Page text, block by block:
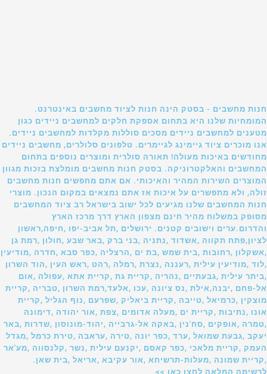
חנות מחשבים - בסטק הינה חנות לציוד מחשבים באינטרנט.
המומחיות שלנו היא בתחום אספקת חלקים למחשבים ניידים כגון
מטענים למחשבים ניידים מסכים סוללות מקלדות למחשבים ניידים.
אנו מוכרים ציוד גיימינג לגיימרים. טלפונים סלולרים, מחשבים ניידים
מחודשים באיכות מעולה! תאורה סולרית ומוצרים נוספים בתחום
המחשבים והאלקטרוניקה. בסטק חנות מחשבים מומלצת בזכות מגוון
המוצרים השירות המהיר והאיכותי. אם אתם מחפשים חנות מחשבים
זולה, ולא מתפשרים על איכות אז אתם נמצאים במקום הנכון. מוצרי
חנות המחשבים שלנו מגיעים לכל ישוב בישראל רב ציוד המחשבים
מסופק במשלוח מהיר חינם מצפון הארץ דרך מרכז הארץ
והדרום.ערים וישובים קטנים. ירושלים ,תל אביב-יפו ,חיפה,ראשון
לציון,פתח תקווה ,אשדוד ,נתניה ,בני ברק ,באר שבע ,חולון ,רמת גן
,אשקלון ,רחובות ,בית שמש ,בת ים ,הרצליה ,כפר סבא ,חדרה ,מודיעין
,לוד ,מודיעין עילית ,רעננה ,נצרת ,רמלה ,רהט ,ראש העין ,הוד השרון
,ביתר עילית ,גבעתיים ,נהריה ,קריית גת ,קריית אתא ,עפולה ,אום
אל-פחם ,יבנה,אילת ,נס ציונה ,עכו ,אלעד,רמת השרון ,טבריה ,קריית
מוצקין ,כרמיאל ,טייבה ,קריית ביאליק ,שפרעם ,נוף הגליל ,קריית
אונו ,נתיבות ,קריית ים ,מעלה אדומים ,צפת ,אור יהודה ,דימונה
,טמרה ,אופקים ,סח'נין ,באקה אל-גרבייה ,יהוד-מונוסון ,שדרות ,באר
יעקב ,גבעת שמואל ,ערד ,כפר יונה ,טירה ,עראבה ,טירת כרמל ,מגדל
העמק ,קריית מלאכי ,כפר קאסם ,יקנעם עילית ,נשר ,קלנסווה ,מע'אר
,קריית שמונה ,מעלות-תרשיחא ,אור עקיבא ,אריאל ,בית שאן.
לרשימה המלאה לחצו כאן >>